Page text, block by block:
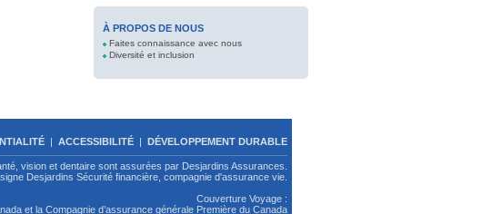
À PROPOS DE NOUS
Faites connaissance avec nous
Diversité et inclusion
| ACCESSIBILITÉ | DÉVELOPPEMENT DURABLE
vision et dentaire sont assurées par Desjardins Assurances.
Desjardins Sécurité financière, compagnie d'assurance vie.
Couverture Voyage :
et la Compagnie d’assurance générale Première du Canada